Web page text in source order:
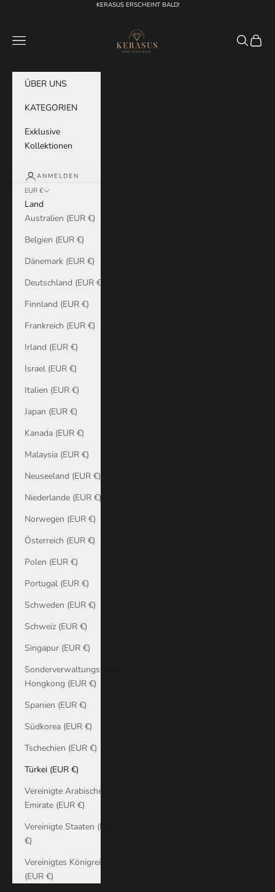
KERASUS ERSCHEINT BALD!
Menü
Suchen
ÜBER UNS
KATEGORIEN
Exklusive
Kollektionen
ANMELDEN
EUR €
Land
Australien (EUR €)
Belgien (EUR €)
Dänemark (EUR €)
Deutschland (EUR €)
Finnland (EUR €)
Frankreich (EUR €)
Irland (EUR €)
Israel (EUR €)
Italien (EUR €)
Japan (EUR €)
Kanada (EUR €)
Malaysia (EUR €)
Neuseeland (EUR €)
Niederlande (EUR €)
Norwegen (EUR €)
Österreich (EUR €)
Polen (EUR €)
Portugal (EUR €)
Schweden (EUR €)
Schweiz (EUR €)
Singapur (EUR €)
Sonderverwaltungsregion
Hongkong (EUR €)
Spanien (EUR €)
Südkorea (EUR €)
Tschechien (EUR €)
Türkei (EUR €)
Vereinigte Arabische
Emirate (EUR €)
Vereinigte Staaten (EUR
€)
Vereinigtes Königreich
(EUR €)